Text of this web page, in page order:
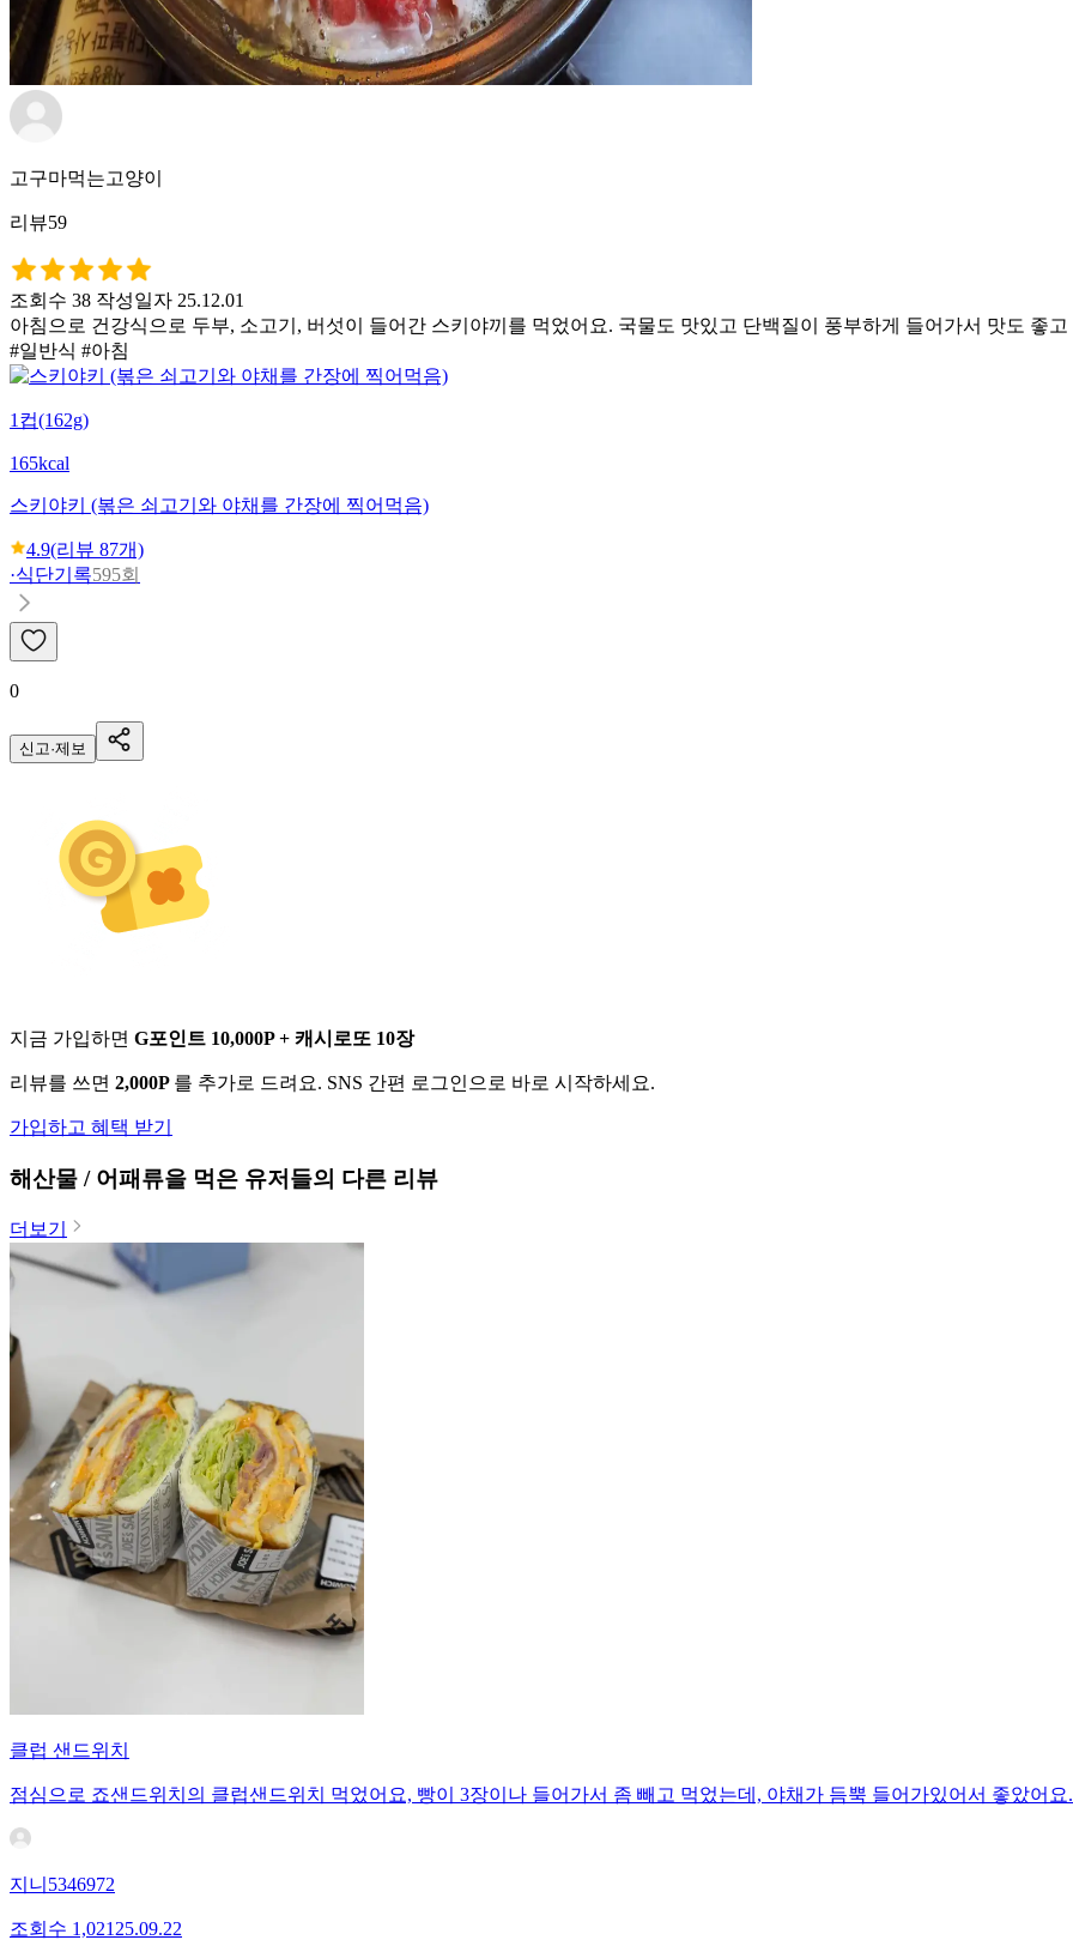
고구마먹는고양이
리뷰59
조회수 38 작성일자 25.12.01
아침으로 건강식으로 두부, 소고기, 버섯이 들어간 스키야끼를 먹었어요. 국물도 맛있고 단백질이 풍부하게 들어가서 맛도 좋
#일반식 #아침
1컵(162g)
165kcal
스키야키 (볶은 쇠고기와 야채를 간장에 찍어먹음)
4.9(리뷰 87개)
·식단기록595회
0
신고·제보
지금 가입하면 G포인트 10,000P + 캐시로또 10장
리뷰를 쓰면 2,000P 를 추가로 드려요. SNS 간편 로그인으로 바로 시작하세요.
가입하고 혜택 받기
해산물 / 어패류을 먹은 유저들의 다른 리뷰
더보기
클럽 샌드위치
점심으로 죠샌드위치의 클럽샌드위치 먹었어요, 빵이 3장이나 들어가서 좀 빼고 먹었는데, 야채가 듬뿍 들어가있어서 좋았어
지니5346972
조회수 1,021 25.09.22